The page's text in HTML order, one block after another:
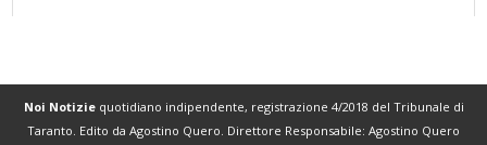
Noi Notiziequotidiano indipendente, registrazione 4/2018 del Tribunale di
Taranto. Edito da Agostino Quero. Direttore Responsabile: Agostino Quero